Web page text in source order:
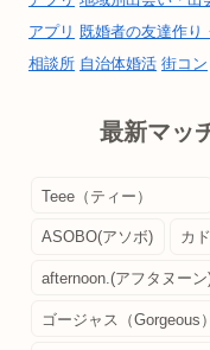
アプリ 既婚者の友達作り
相談所 自治体婚活 街コン
最新マッ
Teee（ティー）
ASOBO(アソボ) カ
afternoon.(アフタヌーン
ゴージャス（Gorgeous）